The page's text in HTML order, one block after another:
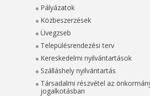
Pályázatok
Közbeszerzések
Üvegzseb
Településrendezési terv
Kereskedelmi nyilvántartások
Szálláshely nyilvántartás
Társadalmi részvétel az
jogalkotásban